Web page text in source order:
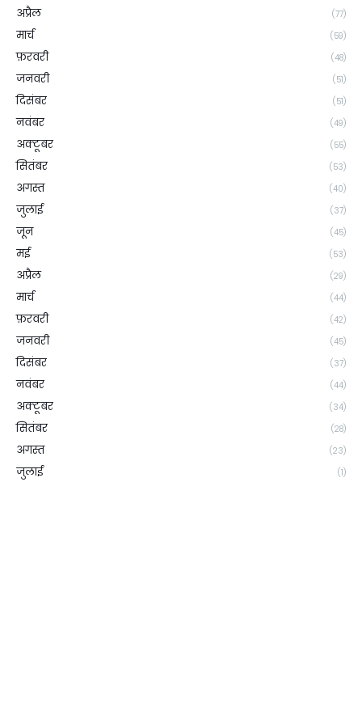
अप्रैल (77)
मार्च (59)
फ़रवरी (48)
जनवरी (51)
दिसंबर (51)
नवंबर (49)
अक्टूबर (55)
सितंबर (53)
अगस्त (40)
जुलाई (37)
जून (45)
मई (53)
अप्रैल (29)
मार्च (44)
फ़रवरी (42)
जनवरी (45)
दिसंबर (37)
नवंबर (44)
अक्टूबर (34)
सितंबर (28)
अगस्त (23)
जुलाई (1)